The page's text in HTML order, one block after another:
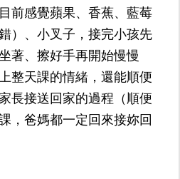
前感覺蘋果、香蕉、藍莓
）、小叉子，接完小孩先
著、擦好手再開始慢慢
整天課的情緒，還能順便
長接送回家的過程（順便
，爸媽都一定回來接妳回